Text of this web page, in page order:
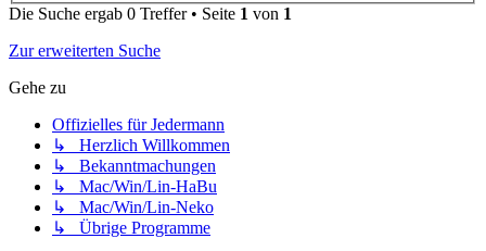
Die Suche ergab 0 Treffer • Seite 1 von 1
Zur erweiterten Suche
Gehe zu
Offizielles für Jedermann
↳ Herzlich Willkommen
↳ Bekanntmachungen
↳ Mac/Win/Lin-HaBu
↳ Mac/Win/Lin-Neko
↳ Übrige Programme